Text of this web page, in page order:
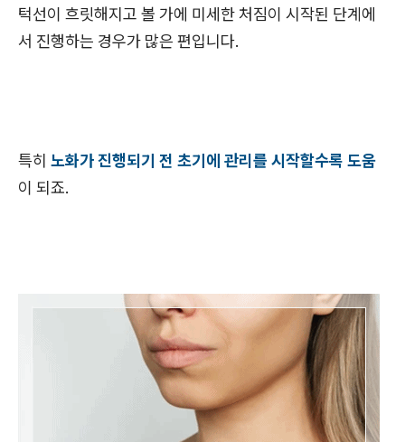
턱선이 흐릿해지고 볼 가에 미세한 처짐이 시작된 단계에
서 진행하는 경우가 많은 편입니다.
특히 노화가 진행되기 전 초기에 관리를 시작할수록 도움
이 되죠.